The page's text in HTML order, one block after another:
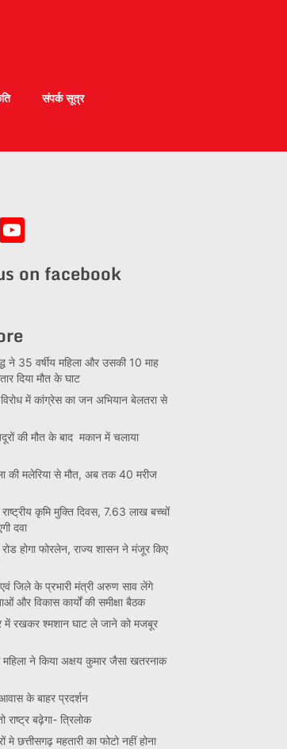
संपर्क सूत्र
Instagram
on facebook
ने 35 वर्षीय महिला और उसकी 10 माह
दिया मौत के घाट
विरोध में कांग्रेस का जन अभियान बेलतरा से
की मौत के बाद मकान में चलाया
की मलेरिया से मौत, अब तक 40 मरीज
कृमि मुक्ति दिवस, 7.63 लाख बच्चों
दवा
रोड होगा फोरलेन, राज्य शासन ने मंजूर किए
जिले के प्रभारी मंत्री अरुण साव लेंगे
और विकास कार्यों की समीक्षा बैठक
में रखकर श्मशान घाट ले जाने को मजबूर
ने किया अक्षय कुमार जैसा खतरनाक
के बाहर प्रदर्शन
राष्ट्र बढ़ेगा- त्रिलोक
मे छत्तीसगढ़ महतारी का फोटो नहीं होना